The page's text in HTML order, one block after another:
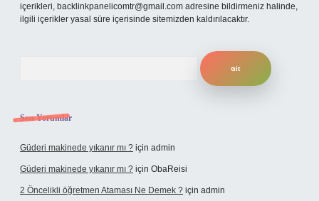
içerikleri, backlinkpanelicomtr@gmail.com adresine bildirmeniz halinde,
ilgili içerikler yasal süre içerisinde sitemizden kaldırılacaktır.
Son Yorumlar
Güderi makinede yıkanır mı ? için admin
Güderi makinede yıkanır mı ? için ObaReisi
2 Öncelikli öğretmen Ataması Ne Demek ? için admin